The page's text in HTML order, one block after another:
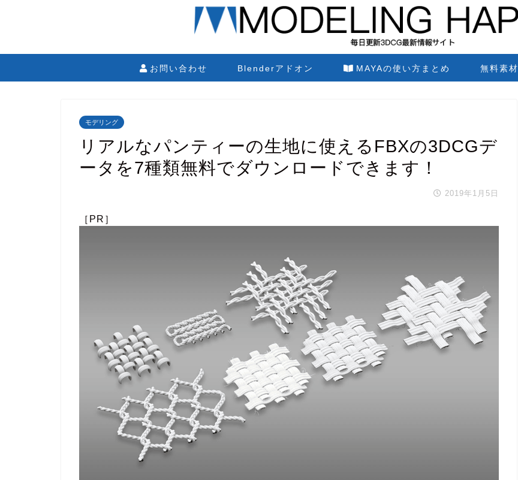
お問い合わせ Blenderアドオン MAYAの使い方まとめ 無料素材
モデリング
リアルなパンティーの生地に使えるFBXの3DCGデ
ータを7種類無料でダウンロードできます！
2019年1月5日
［PR］